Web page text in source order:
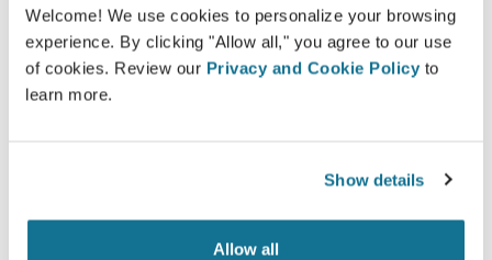
Welcome! We use cookies to personalize your browsing
experience. By clicking "Allow all," you agree to our use
of cookies. Review our Privacy and Cookie Policy to
learn more.
Show details
Allow all
obtener todos los consejos deDr. Carlos Pereira
Consulta 3D facial